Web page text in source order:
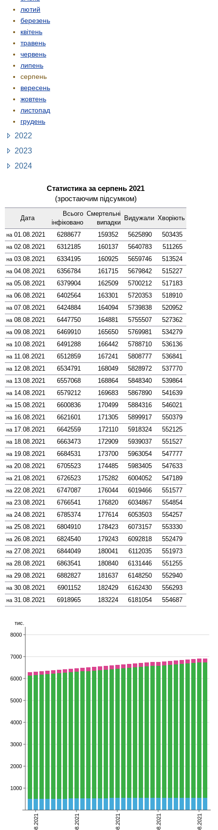
лютий
березень
квітень
травень
червень
липень
серпень
вересень
жовтень
листопад
грудень
2022
2023
2024
Статистика за серпень 2021
(зростаючим підсумком)
Дата
Всього
інфі­ковано
Смер­тельні
випадки
Виду­жали Хворіють
на 01.08.2021 6288677 159352 5625890 503435
на 02.08.2021 6312185 160137 5640783 511265
на 03.08.2021 6334195 160925 5659746 513524
на 04.08.2021 6356784 161715 5679842 515227
на 05.08.2021 6379904 162509 5700212 517183
на 06.08.2021 6402564 163301 5720353 518910
на 07.08.2021 6424884 164094 5739838 520952
на 08.08.2021 6447750 164881 5755507 527362
на 09.08.2021 6469910 165650 5769981 534279
на 10.08.2021 6491288 166442 5788710 536136
на 11.08.2021 6512859 167241 5808777 536841
на 12.08.2021 6534791 168049 5828972 537770
на 13.08.2021 6557068 168864 5848340 539864
на 14.08.2021 6579212 169683 5867890 541639
на 15.08.2021 6600836 170499 5884316 546021
на 16.08.2021 6621601 171305 5899917 550379
на 17.08.2021 6642559 172110 5918324 552125
на 18.08.2021 6663473 172909 5939037 551527
на 19.08.2021 6684531 173700 5963054 547777
на 20.08.2021 6705523 174485 5983405 547633
на 21.08.2021 6726523 175282 6004052 547189
на 22.08.2021 6747087 176044 6019466 551577
на 23.08.2021 6766541 176820 6034867 554854
на 24.08.2021 6785374 177614 6053503 554257
на 25.08.2021 6804910 178423 6073157 553330
на 26.08.2021 6824540 179243 6092818 552479
на 27.08.2021 6844049 180041 6112035 551973
на 28.08.2021 6863541 180840 6131446 551255
на 29.08.2021 6882827 181637 6148250 552940
на 30.08.2021 6901152 182429 6162430 556293
на 31.08.2021 6918965 183224 6181054 554687
померлі
видужали
1000
2000
3000
4000
5000
6000
7000
8000
тис.